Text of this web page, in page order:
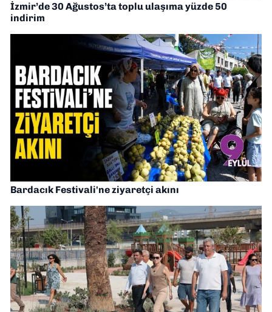
İzmir’de 30 Ağustos’ta toplu ulaşıma yüzde 50
indirim
Bardacık Festivali'ne ziyaretçi akını